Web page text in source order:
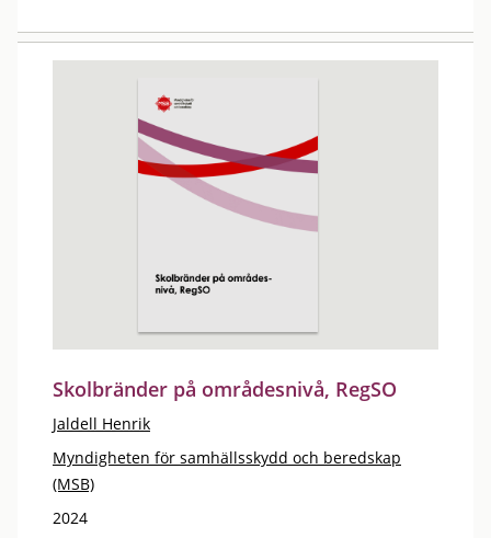
Skolbränder på områdesnivå, RegSO
Jaldell Henrik
Myndigheten för samhällsskydd och beredskap
(MSB)
2024